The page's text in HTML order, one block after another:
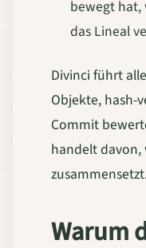
bewegt hat,
das Lineal
Divinci führt
Objekte, hash-
Commit
handelt davon,
Warum